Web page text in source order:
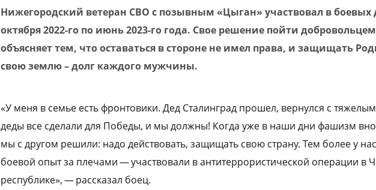
Нижегородский ветеран СВО с позывным «Цыган» участвовал в боевых
октября 2022-го по июнь 2023-го года. Свое решение пойти
объясняет тем, что оставаться в стороне не имел права, и защищать
свою землю – долг каждого мужчины.
«У меня в семье есть фронтовики. Дед Сталинград прошел, вернулся с
деды все сделали для Победы, и мы должны! Когда уже в наши дни фашизм
мы с другом решили: надо действовать, защищать свою страну. Тем более у
боевой опыт за плечами — участвовали в антитеррористической операции в
республике», — рассказал боец.